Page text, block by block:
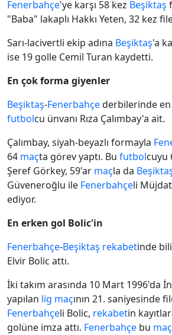
Fenerbahçe'ye karşı 58 kez Beşiktaş
"Baba" lakaplı Hakkı Yeten, 32 kez
Sarı-lacivertli ekip adına Beşiktaş'a
ise 19 golle Cemil Turan kaydetti.
En çok forma giyenler
Beşiktaş-Fenerbahçederbilerinde
futbolcu ünvanı Rıza Çalımbay'a ait.
Çalımbay, siyah-beyazlı formayla
64 maçta görev yaptı. Bu futbolcuyu
Şeref Görkey, 59'ar maçla da
Güveneroğlu ile Fenerbahçeli
ediyor.
En erken gol Bolic'in
Fenerbahçe-Beşiktaş rekabetinde
Elvir Bolic attı.
İki takım arasında 10 Mart 1996'da
yapılan lig maçının 21. saniyesinde
Fenerbahçeli Bolic, rekabetin
golüne imza attı. Fenerbahçe bu maç